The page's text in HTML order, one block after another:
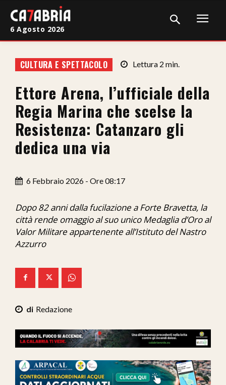
Cronaca
Giudiziaria
Politica
Sport
Sanità
Economia
Ita-Mondo
We Calabria
6 Agosto 2026
CULTURA E SPETTACOLO Lettura 2 min.
Ettore Arena, l’ufficiale della
Regia Marina che scelse la
Resistenza: Catanzaro gli
dedica una via
6 Febbraio 2026 - Ore 08:17
Dopo 82 anni dalla fucilazione a Forte Bravetta, la
città rende omaggio al suo unico Medaglia d’Oro al
Valor Militare appartenente all’Istituto del Nastro
Azzurro
Redazione